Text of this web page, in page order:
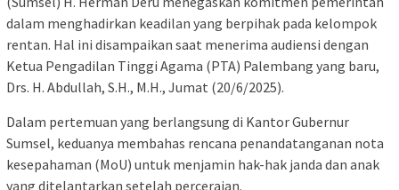
dalam menghadirkan keadilan yang berpihak pada kelompok
rentan. Hal ini disampaikan saat menerima audiensi dengan
Ketua Pengadilan Tinggi Agama (PTA) Palembang yang baru,
Drs. H. Abdullah, S.H., M.H., Jumat (20/6/2025).
Dalam pertemuan yang berlangsung di Kantor Gubernur
Sumsel, keduanya membahas rencana penandatanganan nota
kesepahaman (MoU) untuk menjamin hak-hak janda dan anak
yang ditelantarkan setelah perceraian.